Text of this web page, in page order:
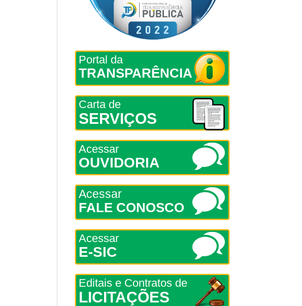
Portal da
TRANSPARÊNCIA
Carta de
SERVIÇOS
Acessar
OUVIDORIA
Acessar
FALE CONOSCO
Acessar
E-SIC
Editais e Contratos de
LICITAÇÕES